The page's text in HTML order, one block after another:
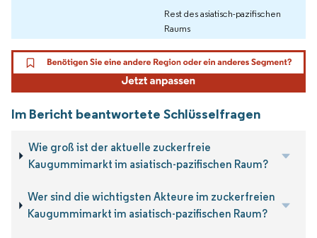
Rest des asiatisch-pazifischen
Raums
Im Bericht beantwortete Schlüsselfragen
Wie groß ist der aktuelle zuckerfreie
Kaugummimarkt im asiatisch-pazifischen Raum?
Wer sind die wichtigsten Akteure im zuckerfreien
Kaugummimarkt im asiatisch-pazifischen Raum?